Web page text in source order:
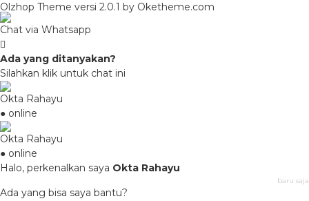
Olzhop Theme versi 2.0.1 by Oketheme.com
Chat via Whatsapp
Ada yang ditanyakan?
Silahkan klik untuk chat ini
Okta Rahayu
● online
Okta Rahayu
● online
Halo, perkenalkan saya Okta Rahayu
baru saja
Ada yang bisa saya bantu?